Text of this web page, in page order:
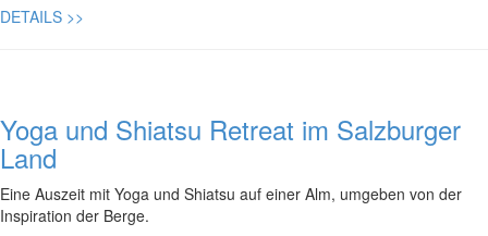
DETAILS >>
Yoga und Shiatsu Retreat im Salzburger
Land
Eine Auszeit mit Yoga und Shiatsu auf einer Alm, umgeben von der
Inspiration der Berge.